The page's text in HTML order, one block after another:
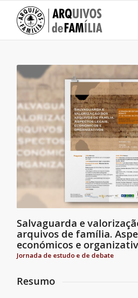
Salvaguarda e
arquivos de família.
económicos e
Jornada de estudo e de debate
Resumo